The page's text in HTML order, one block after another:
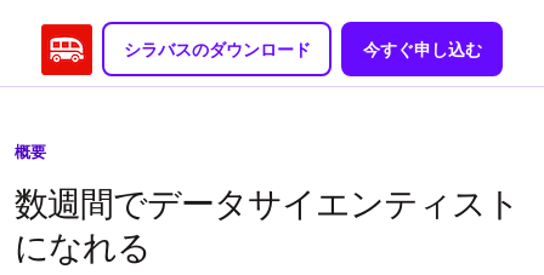
シラバスのダウンロード 今すぐ申し込む
概要
数週間でデータサイエンティスト
になれる